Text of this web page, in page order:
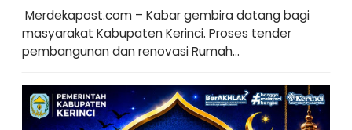
Merdekapost.com – Kabar gembira datang bagi
masyarakat Kabupaten Kerinci. Proses tender
pembangunan dan renovasi Rumah...